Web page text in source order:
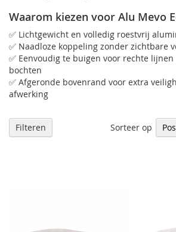
Waarom kiezen voor Alu Mevo
✅ Lichtgewicht en volledig roestvrij
✅ Naadloze koppeling zonder zichtbare
✅ Eenvoudig te buigen voor rechte
bochten
✅ Afgeronde bovenrand voor extra
afwerking
Sorteer op
Filteren